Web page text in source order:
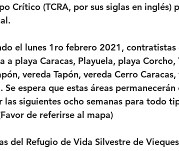
Crítico (TCRA, por sus siglas en inglés)
el lunes 1ro febrero 2021,
a playa Caracas, Playuela, playa Corcho,
vereda Tapón, vereda Cerro
Se espera que estas áreas permanecerán
siguientes ocho semanas para todo
de referirse al mapa)
del Refugio de Vida Silvestre de